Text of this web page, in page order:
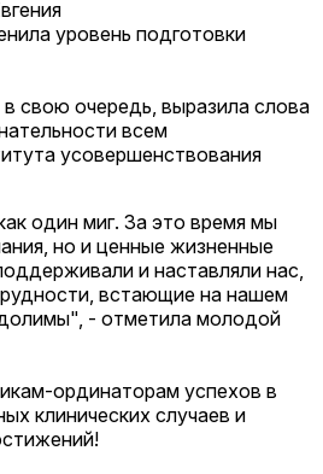
уровень подготовки
свою очередь, выразила слова
всем
усовершенствования
один миг. За это время мы
но и ценные жизненные
и наставляли нас,
встающие на нашем
- отметила молодой
ординаторам успехов в
клинических случаев и